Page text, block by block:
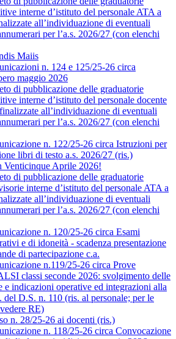
interne d’istituto del personale ATA a
all’individuazione di eventuali
per l’a.s. 2026/27 (con elenchi
Maiis
n. 124 e 125/25-26 circa
maggio 2026
di pubblicazione delle graduatorie
interne d’istituto del personale docente
all’individuazione di eventuali
per l’a.s. 2026/27 (con elenchi
n. 122/25-26 circa Istruzioni per
libri di testo a.s. 2026/27 (ris.)
Venticinque Aprile 2026!
di pubblicazione delle graduatorie
interne d’istituto del personale ATA a
all’individuazione di eventuali
per l’a.s. 2026/27 (con elenchi
n. 120/25-26 circa Esami
e di idoneità - scadenza presentazione
di partecipazione c.a.
n.119/25-26 circa Prove
classi seconde 2026: svolgimento delle
e indicazioni operative ed integrazioni alla
del D.S. n. 110 (ris. al personale; per le
RE)
n. 28/25-26 ai docenti (ris.)
n. 118/25-26 circa Convocazione